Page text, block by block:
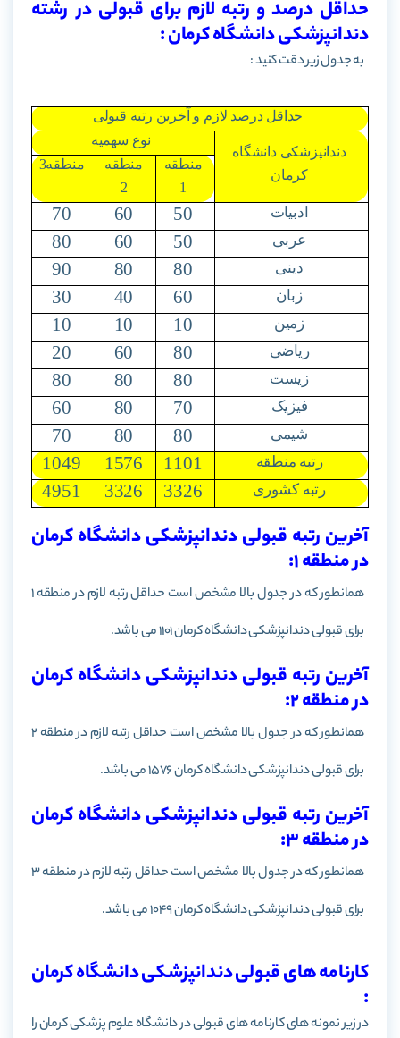
حداقل درصد و رتبه لازم برای قبولی در رشته
دندانپزشکی دانشگاه کرمان :
به جدول زیر دقت کنید :
حداقل درصد لازم و آخرین رتبه قبولی
دندانپزشکی دانشگاه
کرمان
نوع سهمیه
منطقه
1
منطقه
2
منطقه3
ادبیات 50
60
70
عربی 50
60
80
دینی 80
80
90
زبان 60
40
30
زمین 10
10
10
ریاضی 80
60
20
زیست 80
80
80
فیزیک 70
80
60
شیمی 80
80
70
رتبه منطقه 1101
1576
1049
رتبه کشوری 3326
3326
4951
آخرین رتبه قبولی دندانپزشکی دانشگاه کرمان
در منطقه 1:
همانطور که در جدول بالا مشخص است حداقل رتبه لازم در منطقه 1
برای قبولی دندانپزشکی دانشگاه کرمان 1101 می باشد.
آخرین رتبه قبولی دندانپزشکی دانشگاه کرمان
در منطقه 2:
همانطور که در جدول بالا مشخص است حداقل رتبه لازم در منطقه 2
برای قبولی دندانپزشکی دانشگاه کرمان 1576 می باشد.
آخرین رتبه قبولی دندانپزشکی دانشگاه کرمان
در منطقه 3:
همانطور که در جدول بالا مشخص است حداقل رتبه لازم در منطقه 3
برای قبولی دندانپزشکی دانشگاه کرمان 1049 می باشد.
کارنامه های قبولی دندانپزشکی دانشگاه کرمان
:
در زیر نمونه های کارنامه های قبولی در دانشگاه علوم پزشکی کرمان را